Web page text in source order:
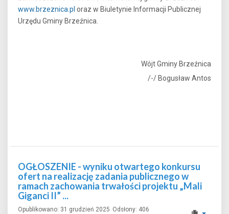
www.brzeznica.pl oraz w Biuletynie Informacji Publicznej
Urzędu Gminy Brzeźnica.
Wójt Gminy Brzeźnica
/-/ Bogusław Antos
OGŁOSZENIE - wyniku otwartego konkursu
ofert na realizację zadania publicznego w
ramach zachowania trwałości projektu „Mali
Giganci II” ...
Opublikowano: 31 grudzień 2025 Odsłony: 406